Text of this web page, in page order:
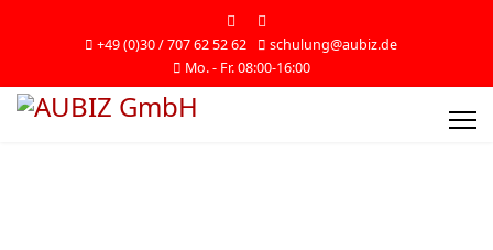
+49 (0)30 / 707 62 52 62
schulung@aubiz.de
Mo. - Fr. 08:00-16:00